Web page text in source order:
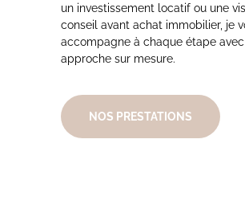
un investissement locatif ou une
conseil avant achat immobilier, je
accompagne à chaque étape
approche sur mesure.
NOS PRESTATIONS